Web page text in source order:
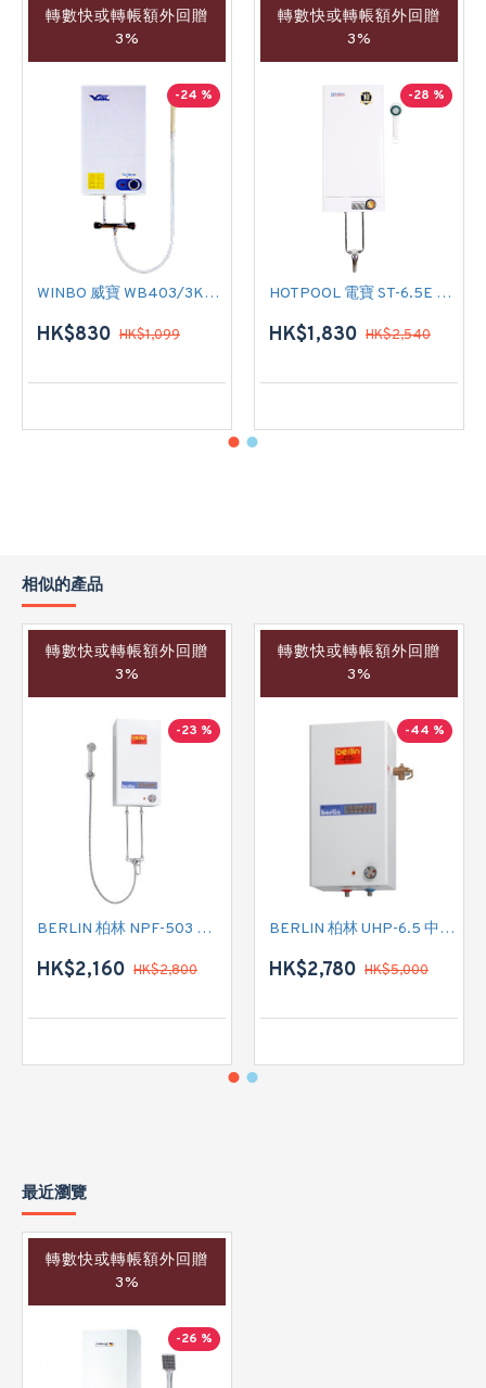
轉數快或轉帳額外回贈
3%
-24 %
WINBO 威寶 WB403/3KW/單控 中央儲水式(低壓電熱水爐)
HK$830 HK$1,099
轉數快或轉帳額外回贈
3%
-28 %
HOTPOOL 電寶 ST-6.5E 花灑儲水式(低壓電熱水爐)
HK$1,830 HK$2,540
相似的產品
轉數快或轉帳額外回贈
3%
-23 %
BERLIN 柏林 NPF-503 花灑儲水式(低壓電熱水爐)
HK$2,160 HK$2,800
轉數快或轉帳額外回贈
3%
-44 %
BERLIN 柏林 UHP-6.5 中央儲水式(高壓電熱水爐)
HK$2,780 HK$5,000
最近瀏覽
轉數快或轉帳額外回贈
3%
-26 %